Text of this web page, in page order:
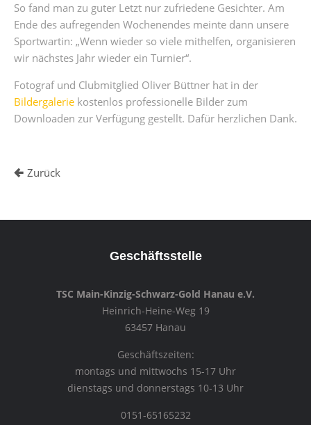
So fand man zu guter Letzt nur zufriedene Gesichter. Am
Ende des aufregenden Wochenendes meinte dann unsere
Sportwartin: „Wenn wieder so viele mithelfen, organisieren
wir nächstes Jahr wieder ein Turnier“.
Fotograf und Clubmitglied Oliver Büttner hat in der
Bildergalerie kostenlos professionelle Bilder zum
Downloaden zur Verfügung gestellt. Dafür herzlichen Dank.
Zurück
Geschäftsstelle
TSC Main-Kinzig-Schwarz-Gold Hanau e.V.
Heinrich-Heine-Weg 19
63457 Hanau
Geschäftszeiten:
montags und mittwochs 15-17 Uhr
dienstags und donnerstags 10-13 Uhr
0151-65165232